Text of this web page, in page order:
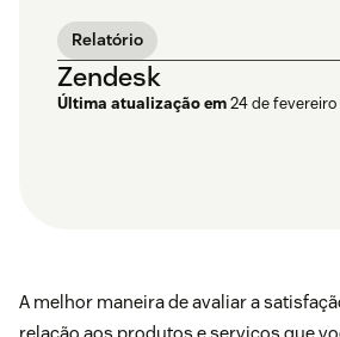
Relatório
Zendesk
Última atualização em24 de
A melhor maneira de avaliar a